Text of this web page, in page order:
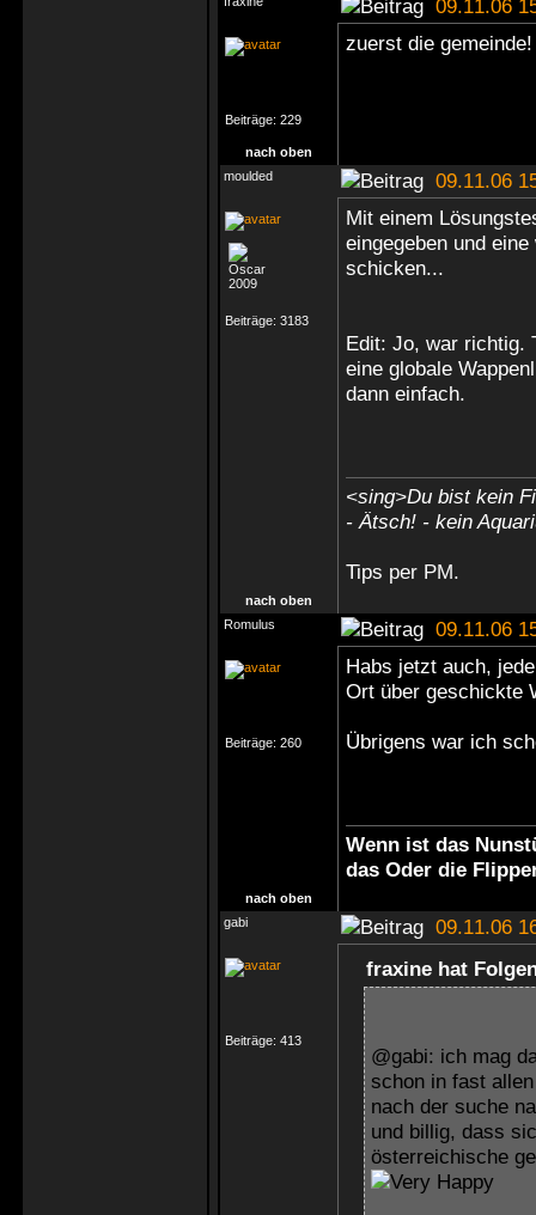
09.11.06
Beiträge: 229
zuerst die
nach oben
moulded
09.11.06
Beiträge: 3183
Mit einem
eingegeben und
schicken...
Edit: Jo, war richtig.
eine globale
dann einfach.
<sing>Du bist kein
- Ätsch! - kein
Tips per PM.
nach oben
Romulus
09.11.06
Beiträge: 260
Habs jetzt auch,
Ort über geschickte
Übrigens war ich
Wenn ist das
das Oder die
nach oben
gabi
09.11.06
Beiträge: 413
fraxine hat
@gabi: ich mag
schon in fast
nach der suche
und billig, dass
österreichische